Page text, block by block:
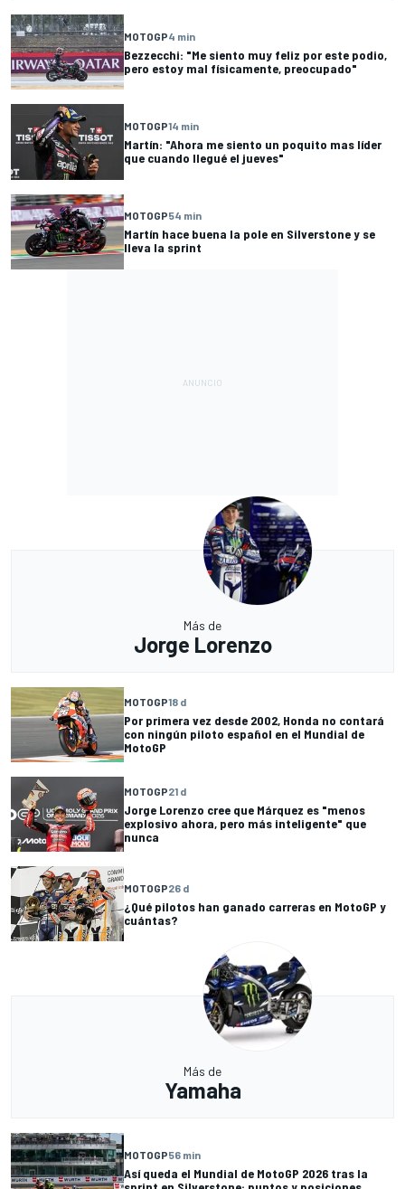
MOTOGP4 min
Bezzecchi: "Me siento muy feliz por este podio,
pero estoy mal físicamente, preocupado"
MOTOGP14 min
Martín: "Ahora me siento un poquito mas líder
que cuando llegué el jueves"
MOTOGP54 min
Martín hace buena la pole en Silverstone y se
lleva la sprint
Más de
Jorge Lorenzo
MOTOGP18 d
Por primera vez desde 2002, Honda no contará
con ningún piloto español en el Mundial de
MotoGP
MOTOGP21 d
Jorge Lorenzo cree que Márquez es "menos
explosivo ahora, pero más inteligente" que
nunca
MOTOGP26 d
¿Qué pilotos han ganado carreras en MotoGP y
cuántas?
Más de
Yamaha
MOTOGP56 min
Así queda el Mundial de MotoGP 2026 tras la